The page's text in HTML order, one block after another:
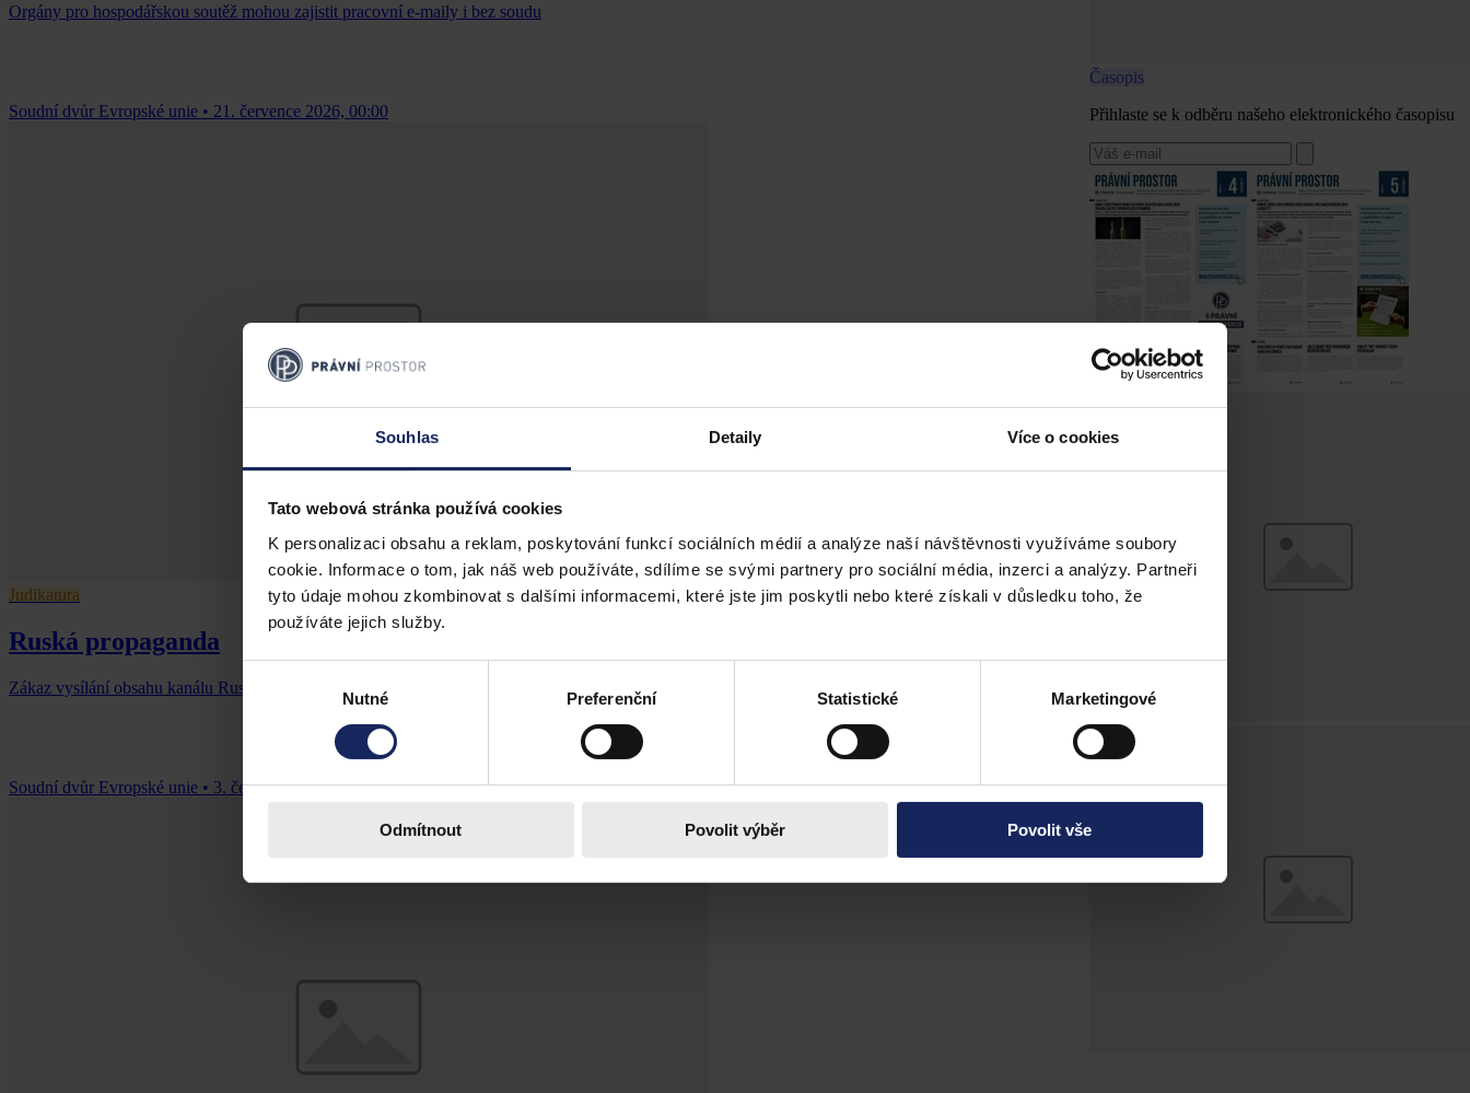
Souhlas Detaily Více o cookies
Tato webová stránka používá cookies
K personalizaci obsahu a reklam, poskytování funkcí sociálních médií a analýze naší návštěvnosti využíváme soubory
cookie. Informace o tom, jak náš web používáte, sdílíme se svými partnery pro sociální média, inzerci a analýzy. Partneři
tyto údaje mohou zkombinovat s dalšími informacemi, které jste jim poskytli nebo které získali v důsledku toho, že
používáte jejich služby.
souhlasu
Nutné Preferenční Statistické Marketingové
Odmítnout Povolit výběr Povolit vše
Orgány pro hospodářskou soutěž mohou zajistit pracovní e-maily i bez soudu
Soudní dvůr Evropské unie • 21. července 2026, 00:00
Judikatura
Ruská propaganda
Zákaz vysílání obsahu kanálu Russia Today se vztahuje i na internetové stránky, které jsou veřejnosti volně přístupné
Soudní dvůr Evropské unie • 3. července 2026, 00:00
Časopis
Přihlaste se k odběru našeho elektronického časopisu